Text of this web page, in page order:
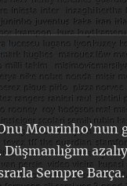
Mourinho’nun
Sempre Barça.